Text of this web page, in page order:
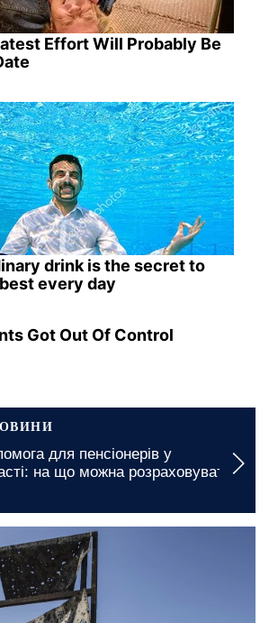
Effort Will Probably Be
drink is the secret to
every day
Got Out Of Control
для пенсіонерів у
на що можна розраховувати